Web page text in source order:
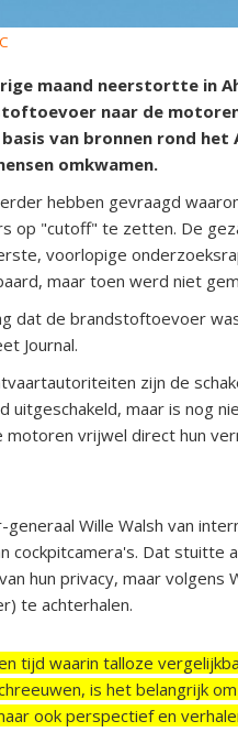
maand neerstortte in
naar de
van bronnen rond het
omkwamen.
hebben gevraagd
op "cutoff" te zetten. De
voorlopige
maar toen werd niet
dat de brandstoftoevoer
Journal.
zijn de
maar is nog
vrijwel direct hun
Wille Walsh van
cockpitcamera's. Dat stuitte
hun privacy, maar volgens
te achterhalen.
tijd waarin talloze
is het belangrijk
ook perspectief en